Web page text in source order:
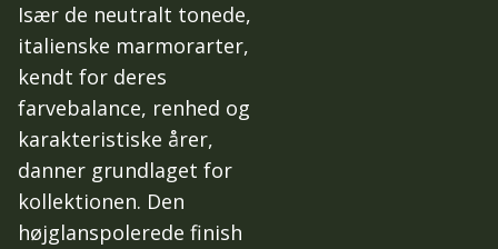
Især de neutralt tonede,
italienske marmorarter,
kendt for deres
farvebalance, renhed og
karakteristiske årer,
danner grundlaget for
kollektionen. Den
højglanspolerede finish